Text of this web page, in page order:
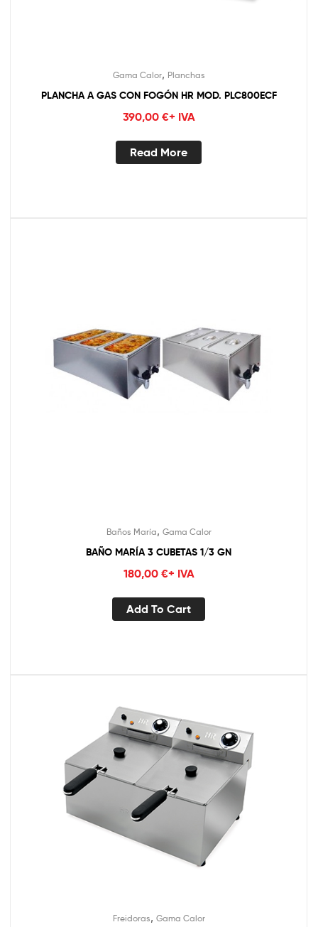
Gama Calor, Planchas
PLANCHA A GAS CON FOGÓN HR MOD. PLC800ECF
390,00 €+ IVA
Read More
Baños María, Gama Calor
BAÑO MARÍA 3 CUBETAS 1/3 GN
180,00 €+ IVA
Add To Cart
Freidoras, Gama Calor